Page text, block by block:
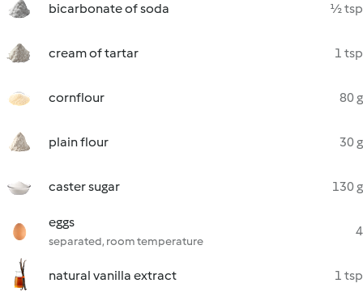
bicarbonate of soda ½ tsp
cream of tartar 1 tsp
cornflour 80 g
plain flour 30 g
caster sugar 130 g
eggs
separated, room temperature
4
natural vanilla extract 1 tsp